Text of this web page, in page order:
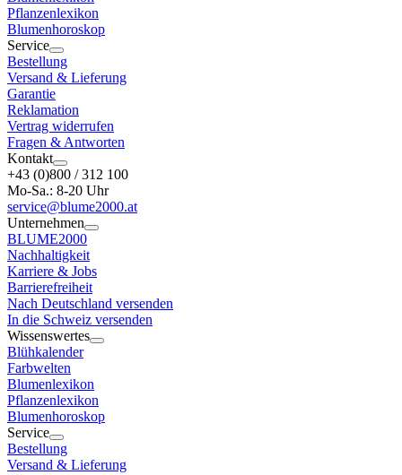
Pflanzenlexikon
Blumenhoroskop
Service
Bestellung
Versand & Lieferung
Garantie
Reklamation
Vertrag widerrufen
Fragen & Antworten
Kontakt
+43 (0)800 / 312 100
Mo-Sa.: 8-20 Uhr
service@blume2000.at
Unternehmen
BLUME2000
Nachhaltigkeit
Karriere & Jobs
Barrierefreiheit
Nach Deutschland versenden
In die Schweiz versenden
Wissenswertes
Blühkalender
Farbwelten
Blumenlexikon
Pflanzenlexikon
Blumenhoroskop
Service
Bestellung
Versand & Lieferung